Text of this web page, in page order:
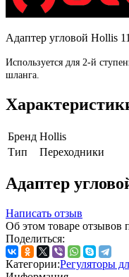
Адаптер угловой Hollis
Используется для 2-й
шланга.
Бренд Hollis
Тип
Переходники
Адаптер
Написать отзыв
Об этом товаре отзывов
Поделиться:
Категории:Регуляторы